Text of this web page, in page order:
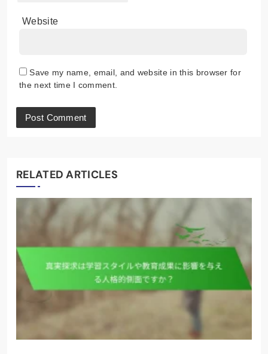
Website
Save my name, email, and website in this browser for
the next time I comment.
RELATED ARTICLES